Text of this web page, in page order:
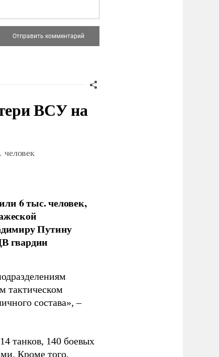
ВСУ на
6 тыс. человек,
Путину
гвардии
тактическом
состава», –
танков, 140 боевых
Кроме того,